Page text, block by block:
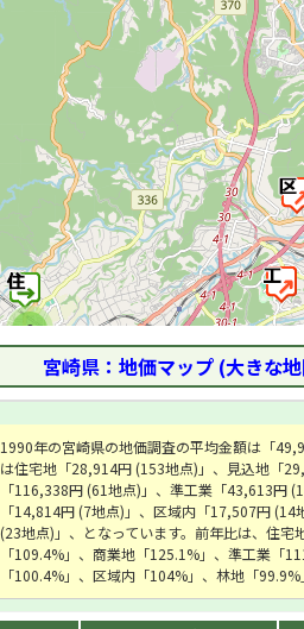
2
宮崎県：地価マップ (大きな
1990年の宮崎県の地価調査の平均金額は「
は住宅地「28,914円 (153地点)」、見込地「
「116,338円 (61地点)」、準工業「43,613円
「14,814円 (7地点)」、区域内「17,507円
(23地点)」、となっています。前年比は、住宅
「109.4%」、商業地「125.1%」、準工業「
「100.4%」、区域内「104%」、林地「